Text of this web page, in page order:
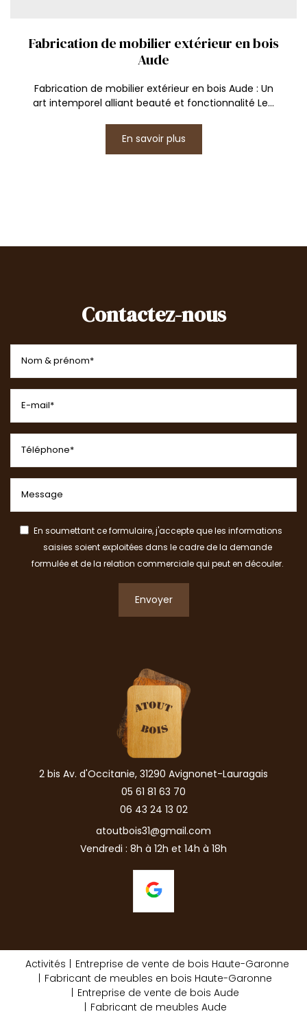
Fabrication de mobilier extérieur en bois
Aude
Fabrication de mobilier extérieur en bois Aude : Un
art intemporel alliant beauté et fonctionnalité Le...
En savoir plus
2 bis Av. d'Occitanie, 31290 Avignonet-Lauragais
05 61 81 63 70
06 43 24 13 02
atoutbois31@gmail.com
Vendredi : 8h à 12h et 14h à 18h
Contactez-nous
En soumettant ce formulaire, j'accepte que les informations
saisies soient exploitées dans le cadre de la demande
formulée et de la relation commerciale qui peut en découler.
Envoyer
Activités
Entreprise de vente de bois Haute-Garonne
Fabricant de meubles en bois Haute-Garonne
Entreprise de vente de bois Aude
Fabricant de meubles Aude